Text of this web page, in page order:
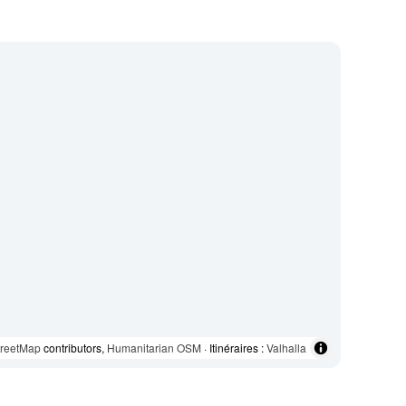
contributors, Humanitarian OSM · Itinéraires :Valhalla